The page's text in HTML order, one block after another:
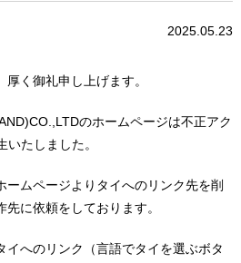
2025.05.23
く御礼申し上げます。
のホームページは不正アク
たしました。
ームページよりタイへのリンク先を削
に依頼をしております。
イへのリンク（言語でタイを選ぶボタ